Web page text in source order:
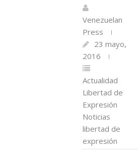
Venezuelan
Press
23 mayo,
2016
Actualidad
Libertad de
Expresión
Noticias
libertad de
expresión